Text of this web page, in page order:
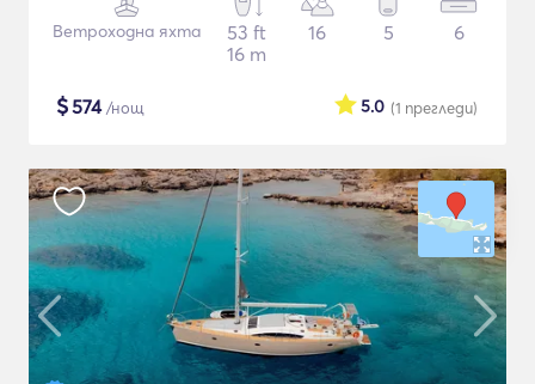
Ветроходна яхта
53 ft
16 m
16 5 6
$574/нощ (1 прегледи)
5.0